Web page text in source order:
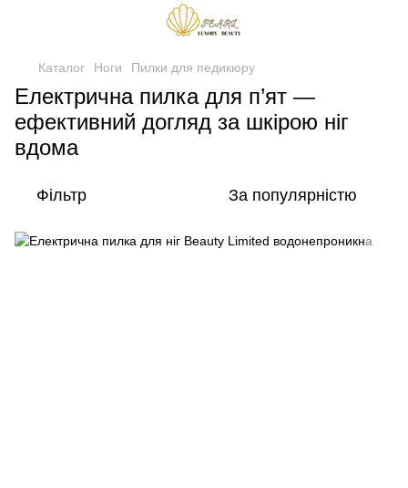
Каталог Ноги Пилки для педикюру
Електрична пилка для п’ят —
ефективний догляд за шкірою ніг
вдома
Фільтр За популярністю